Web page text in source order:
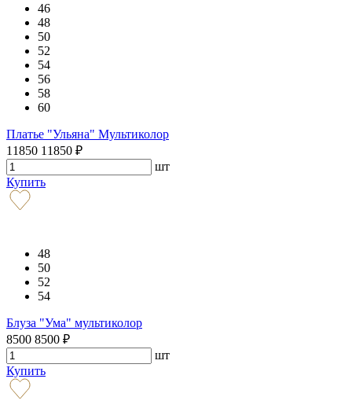
46
48
50
52
54
56
58
60
Платье "Ульяна" Мультиколор
11850 11850 ₽
шт
Купить
48
50
52
54
Блуза "Ума" мультиколор
8500 8500 ₽
шт
Купить